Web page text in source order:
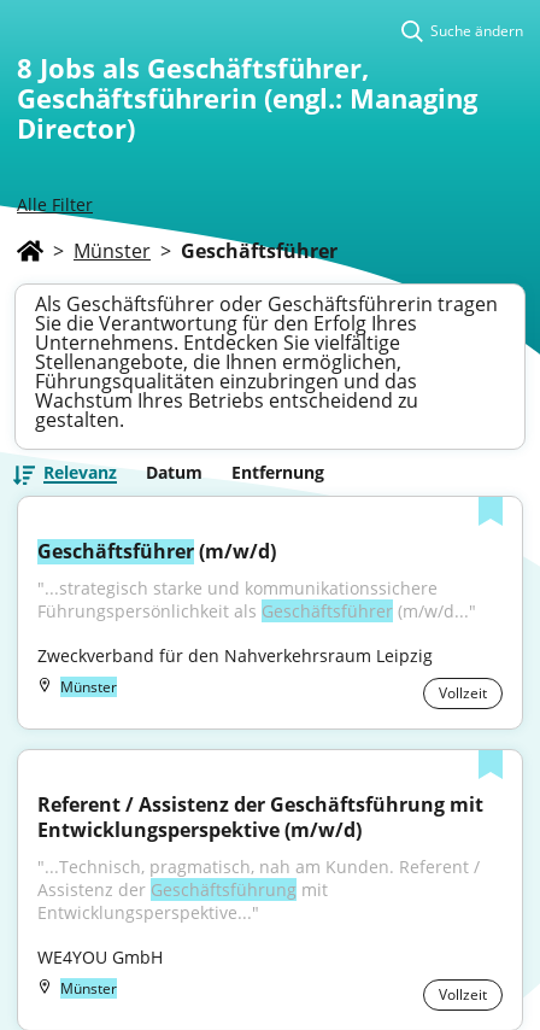
Alle Filter
Suche ändern
8 Jobs als Geschäftsführer,
Geschäftsführerin (engl.: Managing
Director)
> Münster > Geschäftsführer
Als Geschäftsführer oder Geschäftsführerin tragen
Sie die Verantwortung für den Erfolg Ihres
Unternehmens. Entdecken Sie vielfältige
Stellenangebote, die Ihnen ermöglichen,
Führungsqualitäten einzubringen und das
Wachstum Ihres Betriebs entscheidend zu
gestalten.
Relevanz Datum Entfernung
Geschäftsführer (m/w/d)
"...strategisch starke und kommunikationssichere
Führungspersönlichkeit als Geschäftsführer (m/w/d..."
Zweckverband für den Nahverkehrsraum Leipzig
Münster Vollzeit
Referent / Assistenz der Geschäftsführung mit
Entwicklungsperspektive (m/w/d)
"...Technisch, pragmatisch, nah am Kunden. Referent /
Assistenz der Geschäftsführung mit
Entwicklungsperspektive..."
WE4YOU GmbH
Münster Vollzeit